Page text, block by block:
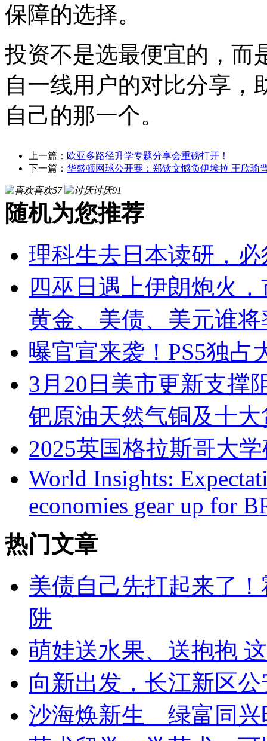
保障的选择。
投资不是选最便宜的，而
自一线用户的对比分享，
自己的那一个。
上一篇： 欧亚多路径升学专题分享会重磅打开！
下一篇： 华盛顿网球公开赛：郑钦文憾负伊埃拉 王欣瑜
喜欢57 讨厌91
随机为您推荐
理科生去日本读研，
四巫日遇上伊朗炮火
黄金、美债、美元谁
曝官宣来袭！PS5独占
3月20日美市更新支撑
钯原油天然气铜及十
2025英国格拉斯哥大
World Insights:
economies gear up for
热门文章
美债自己先打起来了
阱
萌娃送水果、送抱抱
向新出发，长江新区
沙海焕新生 绿富同兴